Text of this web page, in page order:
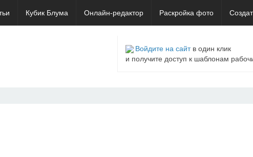
Кубик Блума Онлайн-редактор Раскройка фото
Войдите на сайтв один клик
и получите доступ к шаблонам